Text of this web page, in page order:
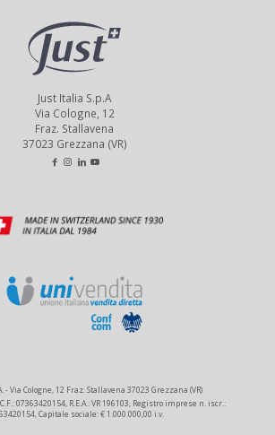
Just Italia S.p.A
Via Cologne, 12
Fraz. Stallavena
37023 Grezzana (VR)
- Via Cologne, 12 Fraz. Stallavena 37023 Grezzana (VR)
07363420154, R.E.A.: VR 196103, Registro imprese n. iscr.:
Capitale sociale: € 1.000.000,00 i.v.